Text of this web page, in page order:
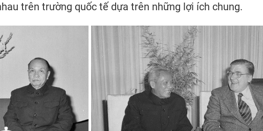
trên trường quốc tế dựa trên những lợi ích chung.